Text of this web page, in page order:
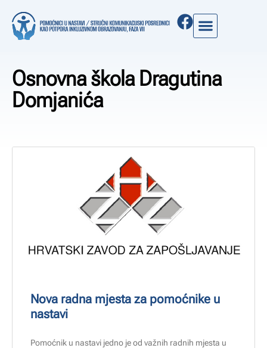
Osnovna škola Dragutina
Domjanića
Nova radna mjesta za pomoćnike u
nastavi
Pomoćnik u nastavi jedno je od važnih radnih mjesta u